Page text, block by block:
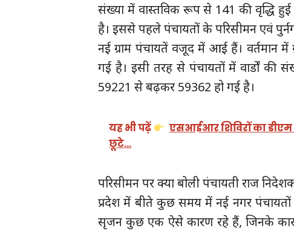
संख्या में वास्तविक रूप से 141 की वृद्धि हुई
है। इससे पहले पंचायतों के परिसीमन एवं
नई ग्राम पंचायतें वजूद में आई हैं। वर्तमान
गई है। इसी तरह से पंचायतों में वार्डों की
59221 से बढ़कर 59362 हो गई है।
यह भी पढ़ें
एसआईआर शिविरों का डीएम
छूटे…
परिसीमन पर क्या बोली पंचायती राज
प्रदेश में बीते कुछ समय में नई नगर पंचायतों
सृजन कुछ एक ऐसे कारण रहे हैं, जिनके कारण